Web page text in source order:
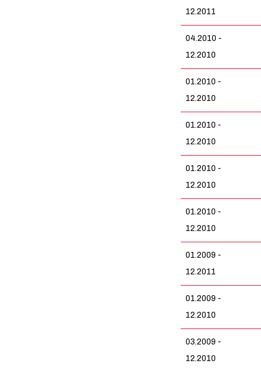
12.2011
04.2010 -
12.2010
01.2010 -
12.2010
01.2010 -
12.2010
01.2010 -
12.2010
01.2010 -
12.2010
01.2009 -
12.2011
01.2009 -
12.2010
03.2009 -
12.2010